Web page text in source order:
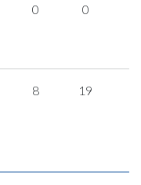
0 0
8 19